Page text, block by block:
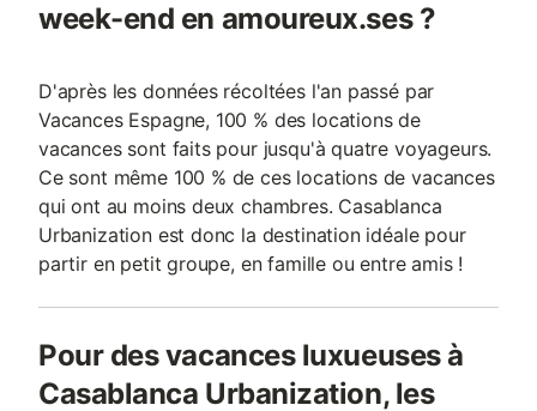
week-end en amoureux.ses ?
D'après les données récoltées l'an passé par
Vacances Espagne, 100 % des locations de
vacances sont faits pour jusqu'à quatre voyageurs.
Ce sont même 100 % de ces locations de vacances
qui ont au moins deux chambres. Casablanca
Urbanization est donc la destination idéale pour
partir en petit groupe, en famille ou entre amis !
Pour des vacances luxueuses à
Casablanca Urbanization, les